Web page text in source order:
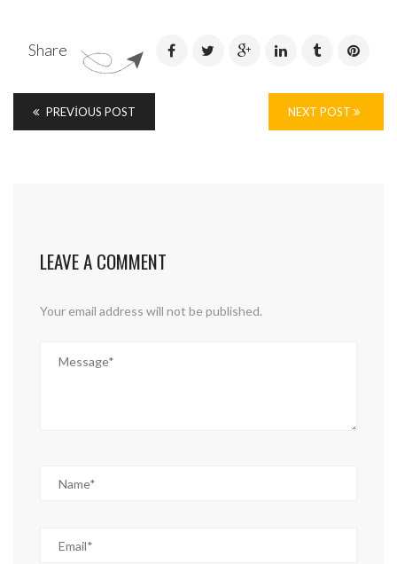
Share
PREVIOUS POST NEXT POST
LEAVE A COMMENT
Your email address will not be published.